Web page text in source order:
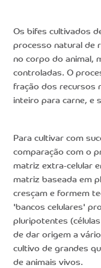
Os bifes cultivados
processo natural de
no corpo do animal,
controladas. O
fração dos recursos
inteiro para carne, e
Para cultivar com
comparação com o
matriz extra-celular
matriz baseada em
cresçam e formem
'bancos celulares'
pluripotentes
de dar origem a
cultivo de grandes
de animais vivos.